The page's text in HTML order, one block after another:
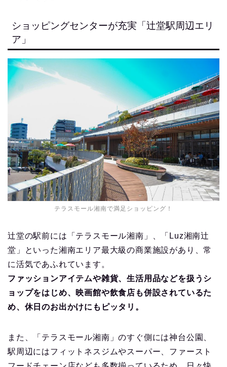
ショッピングセンターが充実「辻堂駅周辺エリ
ア」
テラスモール湘南で満足ショッピング！
辻堂の駅前には「テラスモール湘南」、「Luz湘南辻
堂」といった湘南エリア最大級の商業施設があり、常
に活気であふれています。
ファッションアイテムや雑貨、生活用品などを扱うシ
ョップをはじめ、映画館や飲食店も併設されているた
め、休日のお出かけにもピッタリ。
また、「テラスモール湘南」のすぐ側には神台公園、
駅周辺にはフィットネスジムやスーパー、ファースト